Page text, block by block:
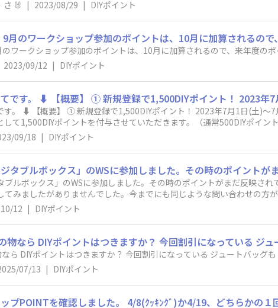
さ 🐰 | 2023/08/29 | DIYポイント
月のワークショップ参加のポイントは、10月に加算されるの
ワークショップ参加のポイントは、10月に加算されるので、来年度の
2023/09/12 | DIYポイント
規登録いただいた方には、
ポイントを付与させていただきます。（通常500DIYポイント） ② サイト内投稿で1,500DIYポイン
で、キャンペーン期間内に「DIYトーク」「作品投稿」「DIYレシピ」
きます。 ※コメントやいいねのみは対象外です。 ※2023年7月1日以前にご登録い
1,500DIYポイントは、8月11日(金)～8月18日(金)までの後日付与となります。 上記の期
イントが付与されていません。ご確認よろしくお願い致します。
09/18 | DIYポイント
ルボックス」のWSに参加しました。その時のポイントがまだ反映さ
みましたがありませんでした。今までにも同じような問い合わせの方
した。
10/12 | DIYポイント
B&Bの作品1,000円以上の物なら DIYポイントはつきますか？ 今回割引にな
07/13 | DIYポイント